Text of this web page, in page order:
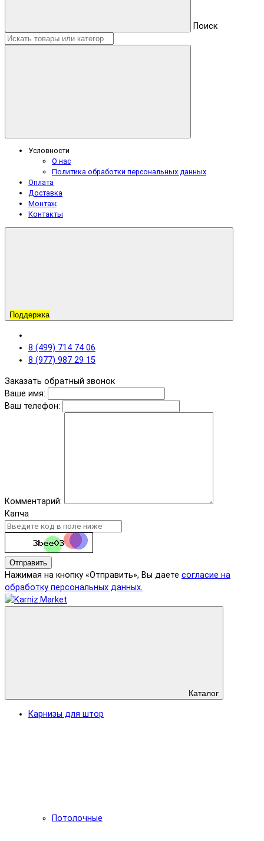
Поиск
Условности
О нас
Политика обработки персональных данных
Оплата
Доставка
Монтаж
Контакты
Поддержка
8 (499) 714 74 06
8 (977) 987 29 15
Заказать обратный звонок
Ваше имя:
Ваш телефон:
Комментарий:
Капча
Отправить
Нажимая на кнопку «Отправить», Вы даете согласие на
обработку персональных данных.
Каталог
Карнизы для штор
Потолочные